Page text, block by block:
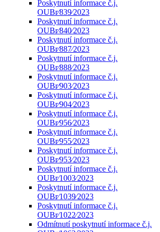
Poskytnutí informace č.j.
OUBr⁄839⁄2023
Poskytnutí informace č.j.
OUBr⁄840⁄2023
Poskytnutí informace č.j.
OUBr⁄887⁄2023
Poskytnutí informace č.j.
OUBr⁄888⁄2023
Poskytnutí informace č.j.
OUBr⁄903⁄2023
Poskytnutí informace č.j.
OUBr⁄904⁄2023
Poskytnutí informace č.j.
OUBr⁄956⁄2023
Poskytnutí informace č.j.
OUBr⁄955⁄2023
Poskytnutí informace č.j.
OUBr⁄953⁄2023
Poskytnutí informace č.j.
OUBr⁄1003⁄2023
Poskytnutí informace č.j.
OUBr⁄1039⁄2023
Poskytnutí informace č.j.
OUBr⁄1022⁄2023
Odmítnutí poskytnutí informace č.j.